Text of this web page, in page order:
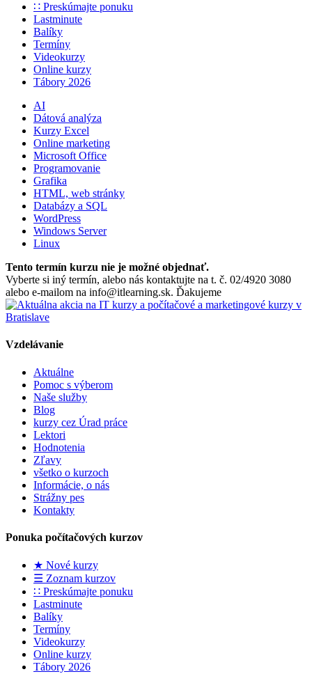
∷ Preskúmajte ponuku
Lastminute
Balíky
Termíny
Videokurzy
Online kurzy
Tábory 2026
AI
Dátová analýza
Kurzy Excel
Online marketing
Microsoft Office
Programovanie
Grafika
HTML, web stránky
Databázy a SQL
WordPress
Windows Server
Linux
Tento termín kurzu nie je možné objednať.
Vyberte si iný termín, alebo nás kontaktujte na t. č. 02/4920 3080
alebo e-mailom na info@itlearning.sk. Ďakujeme
Vzdelávanie
Aktuálne
Pomoc s výberom
Naše služby
Blog
kurzy cez Úrad práce
Lektori
Hodnotenia
Zľavy
všetko o kurzoch
Informácie, o nás
Strážny pes
Kontakty
Ponuka počítačových kurzov
★ Nové kurzy
☰ Zoznam kurzov
∷ Preskúmajte ponuku
Lastminute
Balíky
Termíny
Videokurzy
Online kurzy
Tábory 2026